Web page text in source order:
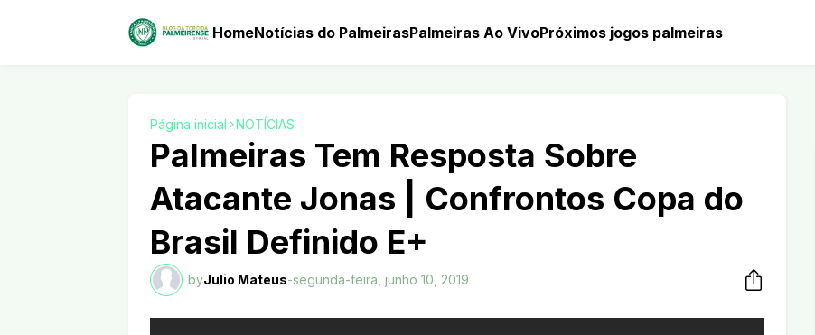
HomeNotícias do PalmeirasPalmeiras Ao VivoPróximos jogos palmeiras
Página inicial NOTÍCIAS
Palmeiras Tem Resposta Sobre
Atacante Jonas | Confrontos Copa do
Brasil Definido E+
byJulio Mateus-segunda-feira, junho 10, 2019